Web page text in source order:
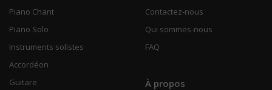
Piano Chant
Piano Solo
Instruments solistes
Accordéon
Guitare
Contactez-nous
Qui sommes-nous
FAQ
À propos